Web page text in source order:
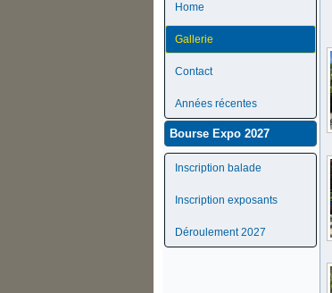
Home
Gallerie
Contact
Années récentes
Bourse Expo 2027
Inscription balade
Inscription exposants
Déroulement 2027